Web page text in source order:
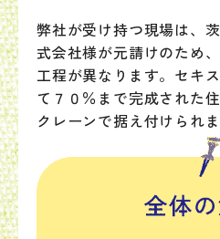
弊社が受け持つ現場は、
式会社様が元請けのため
工程が異なります。セキ
て７０％まで完成された
クレーンで据え付けられま